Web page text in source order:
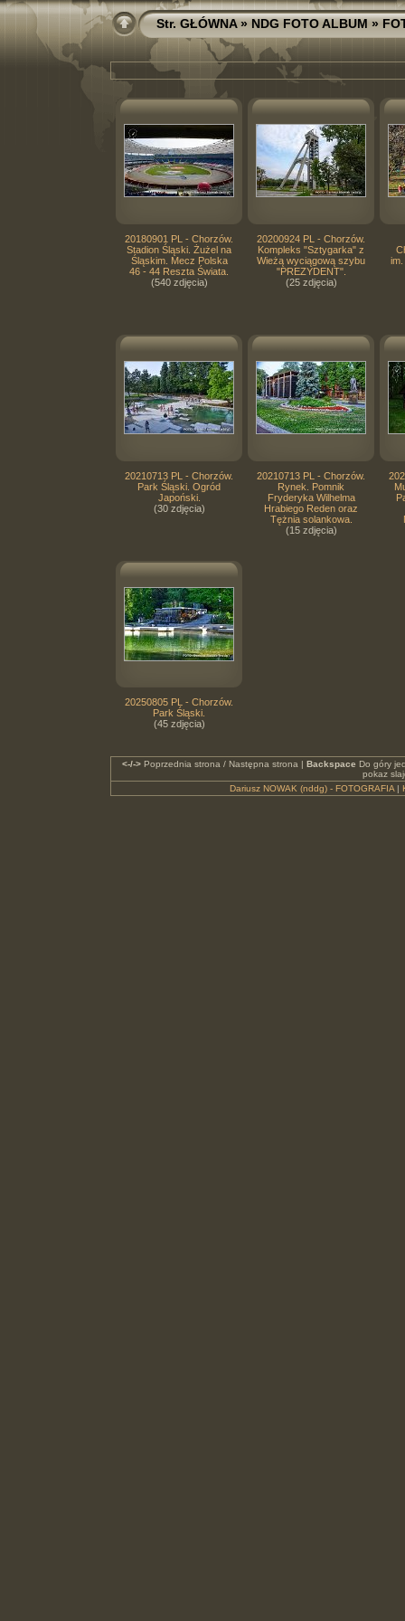
Str. GŁÓWNA»NDG FOTO ALBUM»
20180901 PL - Chorzów.
Stadion Śląski. Żużel na
Śląskim. Mecz Polska
46 - 44 Reszta Świata.
(540 zdjęcia)
20200924 PL - Chorzów.
Kompleks "Sztygarka" z
Wieżą wyciągową szybu
"PREZYDENT".
(25 zdjęcia)
20210713 PL - Chorzów.
Park Śląski. Ogród
Japoński.
(30 zdjęcia)
20210713 PL - Chorzów.
Rynek. Pomnik
Fryderyka Wilhelma
Hrabiego Reden oraz
Tężnia solankowa.
(15 zdjęcia)
20250805 PL - Chorzów.
Park Śląski.
(45 zdjęcia)
<-/->Poprzednia strona / Następna strona | Backspace Do góry
pokaz
Dariusz NOWAK (nddg) - FOTOGRAFIA |